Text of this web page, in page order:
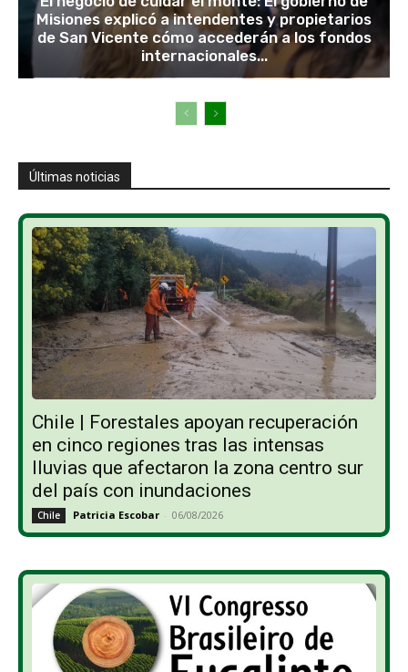
Misiones explicó a intendentes y propietarios
de San Vicente cómo accederán a los fondos
internacionales...
Últimas noticias
Chile | Forestales apoyan recuperación
en cinco regiones tras las intensas
lluvias que afectaron la zona centro sur
del país con inundaciones
Chile Patricia Escobar - 06/08/2026